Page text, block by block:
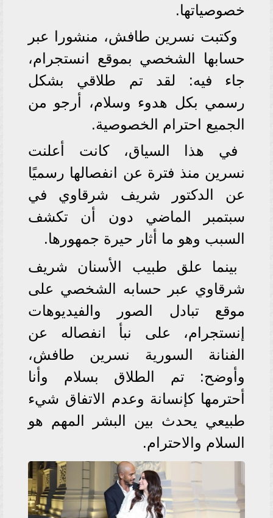
خصوصياتها.
وكتبت نسرين طافش، منشورا عبر
حسابها الشخصي بموقع انستجرام،
جاء فيه: لقد تم طلاقي بشكل
رسمي بكل هدوء وسلام، أرجو من
الجميع احترام الخصوصية.
في هذا السياق، كانت أعلنت
نسرين منذ فترة عن انفصالها رسميًا
عن الدكتور شريف شرقاوي في
سبتمبر الماضي دون أن تكشف
السبب وهو ما أثار حيرة جمهورها.
بينما علق طبيب الأسنان شريف
شرقاوي عبر حسابه الشخصي على
موقع تبادل الصور والفيديوهات
إنستجرام، على نبأ انفصاله عن
الفنانة السورية نسرين طافش،
وأوضح: تم الطلاق بسلام وأنا
أحترمها كإنسانة وعدم الاتفاق شيء
طبيعي يحدث بين البشر المهم هو
السلام والاحترام.